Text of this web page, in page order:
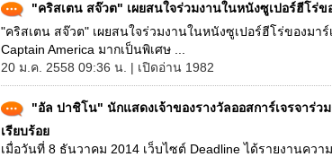
"คริสเตน สจ๊วต" เผยสนใจร่วมงานในหนังซูเปอร์ฮีโร่ข
"คริสเตน สจ๊วต" เผยสนใจร่วมงานในหนังซูเปอร์ฮีโร่ของมาร์
Captain America มากเป็นพิเศษ ...
20 ม.ค. 2558 09:36 น. | เปิดอ่าน 1982
"อัล ปาชิโน" นักแสดงเจ้าของรางวัลออสการ์เจรจาร่ว
เรียบร้อย
เมื่อวันที่ 8 ธันวาคม 2014 เว็บไซต์ Deadline ได้รายงานคว